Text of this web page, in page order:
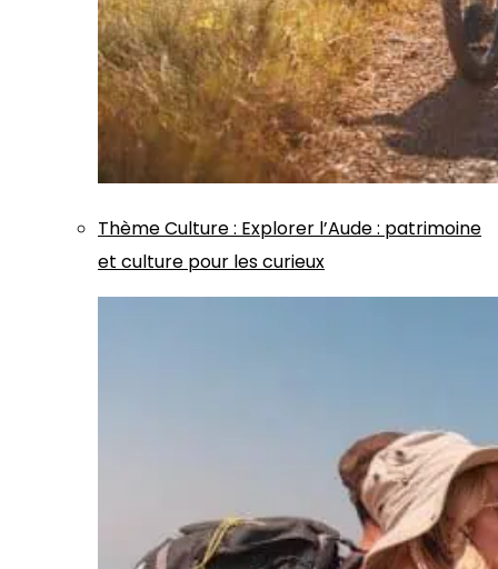
ThèmeCulture: Explorer l’Aude : patrimoine
et culture pour les curieux